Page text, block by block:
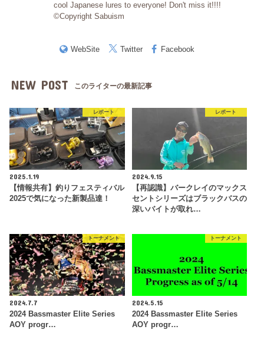
cool Japanese lures to everyone! Don't miss it!!!!
©Copyright Sabuism
WebSite Twitter Facebook
NEW POST このライターの最新記事
レポート
2025.1.19
【情報共有】釣りフェスティバル
2025で気になった新製品達！
レポート
2024.9.15
【再認識】バークレイのマックス
セントシリーズはブラックバスの
深いバイトが取れ…
トーナメント
2024.7.7
2024 Bassmaster Elite Series
AOY progr…
トーナメント
2024.5.15
2024 Bassmaster Elite Series
AOY progr…